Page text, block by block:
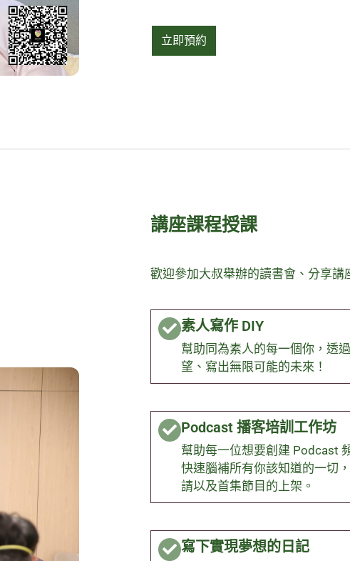
立即預約
講座課程授課
歡迎參加大叔舉辦的讀書會、分享講
素人寫作 DIY
幫助同為素人的每一個你，透
望、寫出無限可能的未來！
Podcast 播客培訓工作坊
幫助每一位想要創建 Podcast
快速腦補所有你該知道的一切
請以及首集節目的上架。
寫下實現夢想的日記